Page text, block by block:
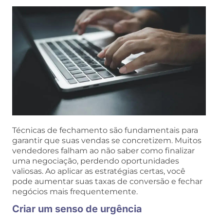
Técnicas de fechamento são fundamentais para
garantir que suas vendas se concretizem. Muitos
vendedores falham ao não saber como finalizar
uma negociação, perdendo oportunidades
valiosas. Ao aplicar as estratégias certas, você
pode aumentar suas taxas de conversão e fechar
negócios mais frequentemente.
Criar um senso de urgência